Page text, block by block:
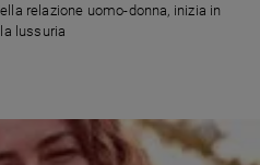
relazione uomo-donna, inizia in
lussuria